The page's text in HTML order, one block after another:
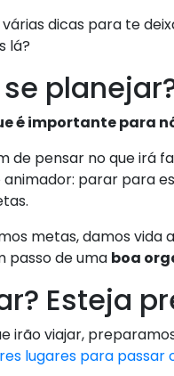
dicas para te
lá?
é importante para
de pensar no que irá
animador: parar para
metas, damos vida
passo de uma boa
Esteja
irão viajar,
lugares para passar